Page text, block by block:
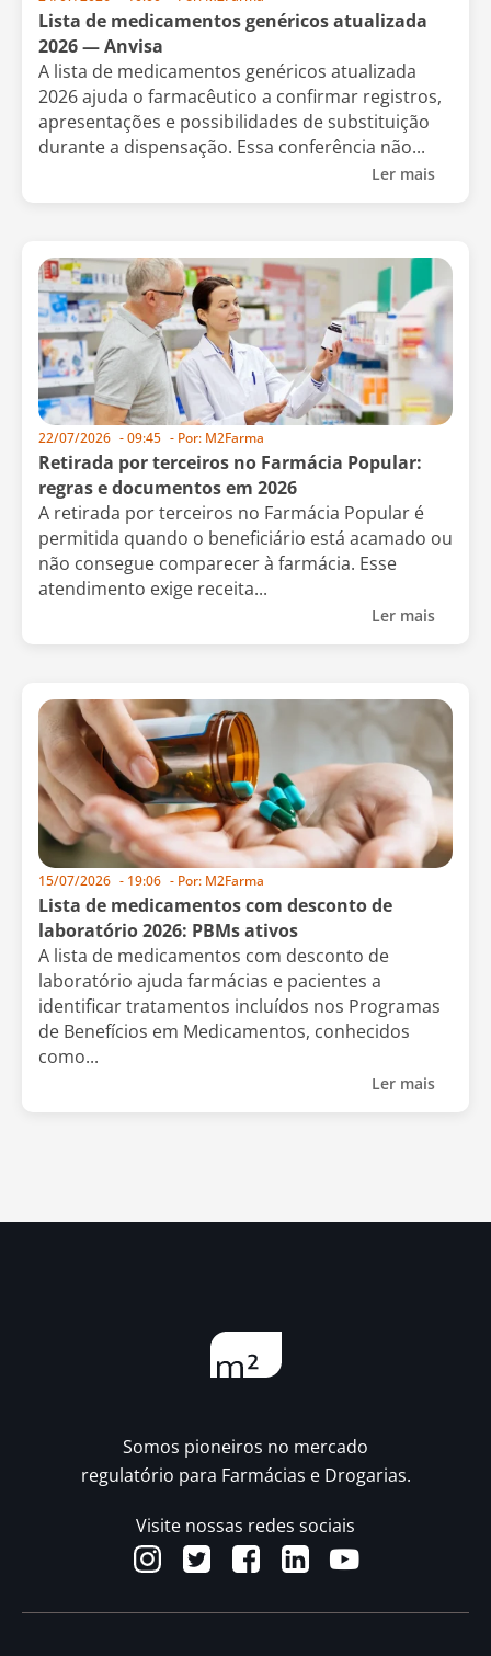
Lista de medicamentos genéricos atualizada
2026 — Anvisa
A lista de medicamentos genéricos atualizada
2026 ajuda o farmacêutico a confirmar registros,
apresentações e possibilidades de substituição
durante a dispensação. Essa conferência não...
Ler mais
22/07/2026 -09:45 - Por: M2Farma
Retirada por terceiros no Farmácia Popular:
regras e documentos em 2026
A retirada por terceiros no Farmácia Popular é
permitida quando o beneficiário está acamado ou
não consegue comparecer à farmácia. Esse
atendimento exige receita...
Ler mais
15/07/2026 - 19:06 - Por: M2Farma
Lista de medicamentos com desconto de
laboratório 2026: PBMs ativos
A lista de medicamentos com desconto de
laboratório ajuda farmácias e pacientes a
identificar tratamentos incluídos nos Programas
de Benefícios em Medicamentos, conhecidos
como...
Ler mais
Somos pioneiros no mercado
regulatório para Farmácias e Drogarias.
Visite nossas redes sociais